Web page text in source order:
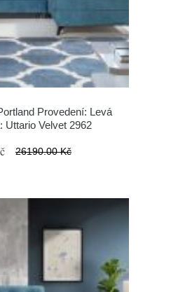
Provedení: Levá
Uttario Velvet 2962
26190.00 Kč